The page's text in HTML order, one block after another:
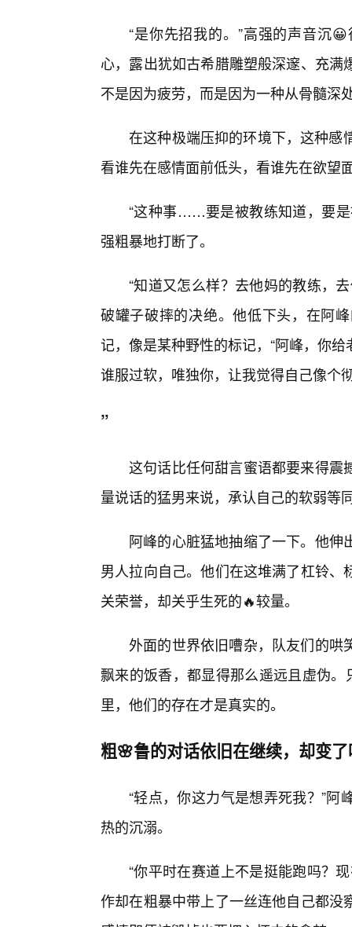
“是你先招我的。”高强的声音沉
心，露出犹如古希腊雕塑般深邃、充
不是因为疲劳，而是因为一种从骨髓深
在这种极端压抑的环境下，这种感
看谁先在感情面前低头，看谁先在欲望
“这种事……要是被教练知道，要
强粗暴地打断了。
“知道又怎么样？去他妈的教练，
破罐子破摔的决绝。他低下头，在阿
记，像是某种野性的标记，“阿峰，你
谁服过软，唯独你，让我觉得自己像个
”
这句话比任何甜言蜜语都要来得震
量说话的猛男来说，承认自己的软弱等
阿峰的心脏猛地抽缩了一下。他
男人拉向自己。他们在这堆满了杠铃
关荣誉，却关乎生死的🔥较量。
外面的世界依旧嘈杂，队友们的哄
飘来的饭香，都显得那么遥远且虚伪
里，他们的存在才是真实的。
粗🌸鲁的对话依旧在继续，却变
“轻点，你这力气是想弄死我？”
热的沉溺。
“你平时在赛道上不是挺能跑吗？
作却在粗暴中带上了一丝连他自己都